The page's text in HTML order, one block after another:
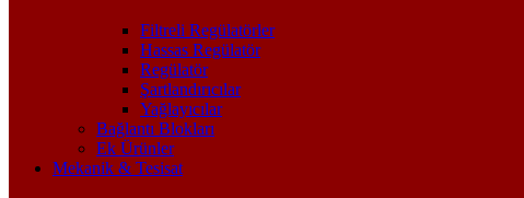
Filtreli Regülatörler
Hassas Regülatör
Regülatör
Şartlandırıcılar
Yağlayıcılar
Bağlantı Blokları
Ek Ürünler
Mekanik & Tesisat